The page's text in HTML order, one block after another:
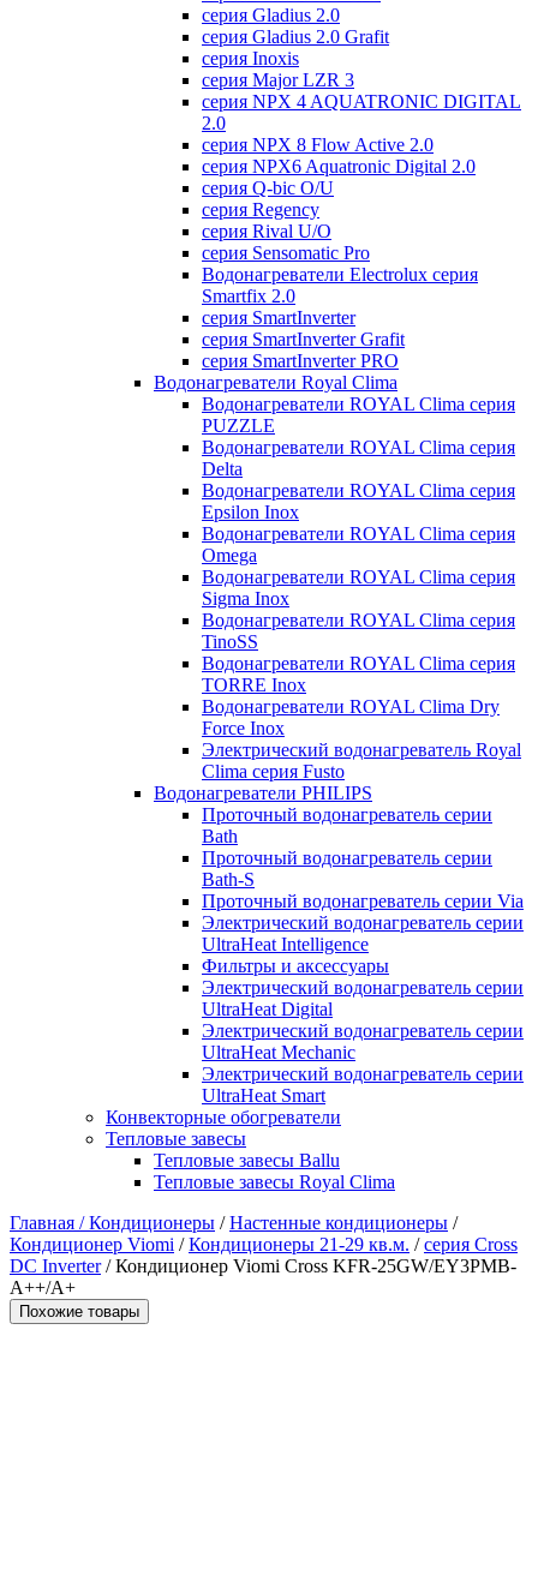
серия Gladius 2.0
серия Gladius 2.0 Grafit
серия Inoxis
серия Major LZR 3
серия NPX 4 AQUATRONIC DIGITAL
2.0
серия NPX 8 Flow Active 2.0
серия NPX6 Aquatronic Digital 2.0
серия Q-bic O/U
серия Regency
серия Rival U/О
серия Sensomatic Pro
Водонагреватели Electrolux серия
Smartfix 2.0
серия SmartInverter
серия SmartInverter Grafit
серия SmartInverter PRO
Водонагреватели Royal Clima
Водонагреватели ROYAL Clima серия
PUZZLE
Водонагреватели ROYAL Clima серия
Delta
Водонагреватели ROYAL Clima серия
Epsilon Inox
Водонагреватели ROYAL Clima серия
Omega
Водонагреватели ROYAL Clima серия
Sigma Inox
Водонагреватели ROYAL Clima серия
TinoSS
Водонагреватели ROYAL Clima серия
TORRE Inox
Водонагреватели ROYAL Clima Dry
Force Inox
Электрический водонагреватель Royal
Clima серия Fusto
Водонагреватели PHILIPS
Проточный водонагреватель серии
Bath
Проточный водонагреватель серии
Bath-S
Проточный водонагреватель серии Via
Электрический водонагреватель серии
UltraHeat Intelligence
Фильтры и аксессуары
Электрический водонагреватель серии
UltraHeat Digital
Электрический водонагреватель серии
UltraHeat Mechanic
Электрический водонагреватель серии
UltraHeat Smart
Конвекторные обогреватели
Тепловые завесы
Тепловые завесы Ballu
Тепловые завесы Royal Clima
Главная /Кондиционеры /Настенные кондиционеры /
Кондиционер Viomi /Кондиционеры 21-29 кв.м. /серия Cross
DC Inverter/ Кондиционер Viomi Cross KFR-25GW/EY3PMB-
A++/A+
Похожие товары